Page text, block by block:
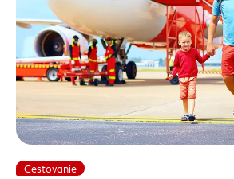
Cestovanie